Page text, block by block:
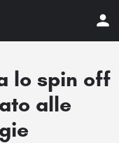
lo spin off
alle